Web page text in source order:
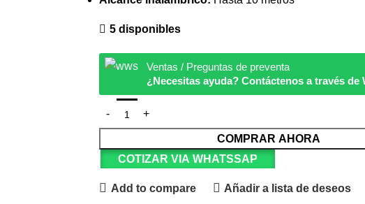
5 disponibles
Ventas / Preguntas de preventa
¿Necesitas ayuda? Contáctenos a través de
COMPRAR AHORA
COTIZAR VIA WHATSSAP
Add to compare Añadir a lista de deseos